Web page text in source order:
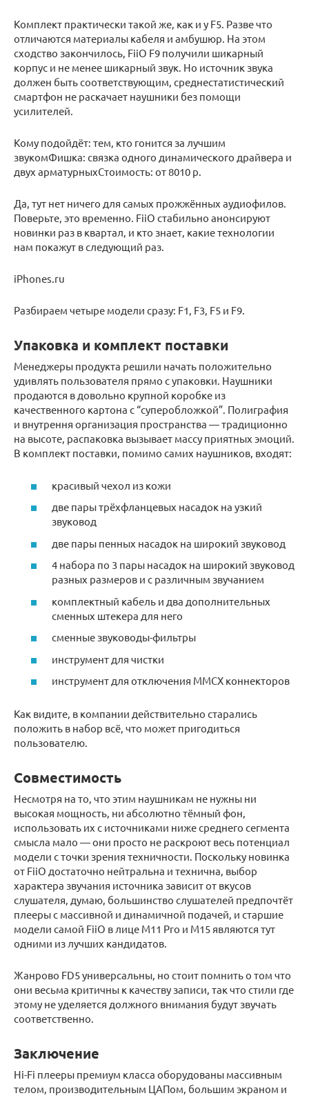
Комплект практически такой же, как и у F5. Разве что
отличаются материалы кабеля и амбушюр. На этом
сходство закончилось, FiiO F9 получили шикарный
корпус и не менее шикарный звук. Но источник звука
должен быть соответствующим, среднестатистический
смартфон не раскачает наушники без помощи
усилителей.
Кому подойдёт: тем, кто гонится за лучшим
звукомФишка: связка одного динамического драйвера и
двух арматурныхСтоимость: от 8010 р.
Да, тут нет ничего для самых прожжённых аудиофилов.
Поверьте, это временно. FiiO стабильно анонсируют
новинки раз в квартал, и кто знает, какие технологии
нам покажут в следующий раз.
iPhones.ru
Разбираем четыре модели сразу: F1, F3, F5 и F9.
Упаковка и комплект поставки
Менеджеры продукта решили начать положительно
удивлять пользователя прямо с упаковки. Наушники
продаются в довольно крупной коробке из
качественного картона с “суперобложкой”. Полиграфия
и внутрення организация пространства — традиционно
на высоте, распаковка вызывает массу приятных эмоций.
В комплект поставки, помимо самих наушников, входят:
красивый чехол из кожи
две пары трёхфланцевых насадок на узкий
звуковод
две пары пенных насадок на широкий звуковод
4 набора по 3 пары насадок на широкий звуковод
разных размеров и с различным звучанием
комплектный кабель и два дополнительных
сменных штекера для него
сменные звуководы-фильтры
инструмент для чистки
инструмент для отключения MMCX коннекторов
Как видите, в компании действительно старались
положить в набор всё, что может пригодиться
пользователю.
Совместимость
Несмотря на то, что этим наушникам не нужны ни
высокая мощность, ни абсолютно тёмный фон,
использовать их с источниками ниже среднего сегмента
смысла мало — они просто не раскроют весь потенциал
модели с точки зрения техничности. Поскольку новинка
от FiiO достаточно нейтральна и технична, выбор
характера звучания источника зависит от вкусов
слушателя, думаю, большинство слушателей предпочтёт
плееры с массивной и динамичной подачей, и старшие
модели самой FiiO в лице M11 Pro и M15 являются тут
одними из лучших кандидатов.
Жанрово FD5 универсальны, но стоит помнить о том что
они весьма критичны к качеству записи, так что стили где
этому не уделяется должного внимания будут звучать
соответственно.
Заключение
Hi-Fi плееры премиум класса оборудованы массивным
телом, производительным ЦАПом, большим экраном и